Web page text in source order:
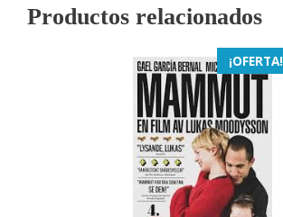
Productos relacionados
¡OFERTA!